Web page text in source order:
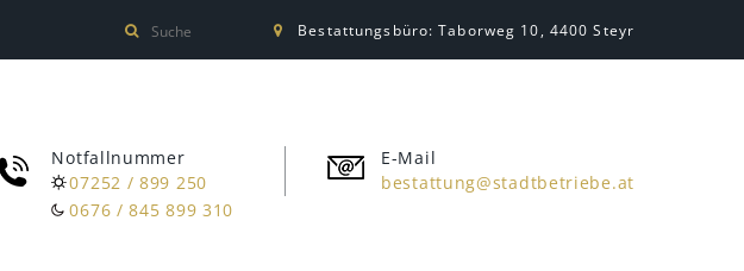
Bestattungsbüro: Taborweg 10, 4400 Steyr
Notfallnummer
07252 / 899 250
0676 / 845 899 310
E-Mail
bestattung@stadtbetriebe.at